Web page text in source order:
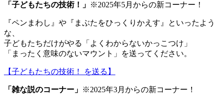
「 子どもたちの技術！ 」 ※2025年5月からの新コーナー！
『ペンまわし』や『まぶたをひっくりかえす』といったよう
な、
子どもたちだけがやる「よくわからないかっこつけ」
「まったく意味のないマウント」を送ってください。
【子どもたちの技術！ を送る】
「 雑な説のコーナー 」 ※2025年3月からの新コーナー！